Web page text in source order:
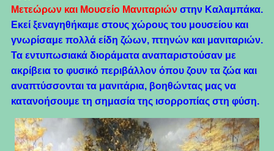
Μετεώρων και Μουσείο Μανιταριών στην Καλαμπάκα.
Εκεί ξεναγηθήκαμε στους χώρους του μουσείου και
γνωρίσαμε πολλά είδη ζώων, πτηνών και μανιταριών.
Τα εντυπωσιακά διοράματα αναπαριστούσαν με
ακρίβεια το φυσικό περιβάλλον όπου ζουν τα ζώα και
αναπτύσσονται τα μανιτάρια, βοηθώντας μας να
κατανοήσουμε τη σημασία της ισορροπίας στη φύση.